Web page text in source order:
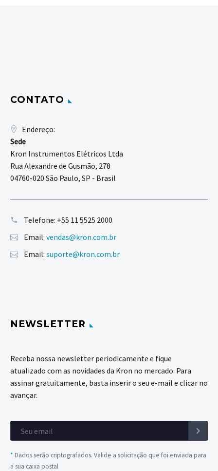
CONTATO
Endereço:
Sede
Kron Instrumentos Elétricos Ltda
Rua Alexandre de Gusmão, 278
04760-020 São Paulo, SP - Brasil
Telefone: +55 11 5525 2000
Email: vendas@kron.com.br
Email: suporte@kron.com.br
NEWSLETTER
Receba nossa newsletter periodicamente e fique
atualizado com as novidades da Kron no mercado. Para
assinar gratuitamente, basta inserir o seu e-mail e clicar no
avançar.
* Dados serão criptografados. Valide a solicitação que foi enviada para
a sua caixa postal